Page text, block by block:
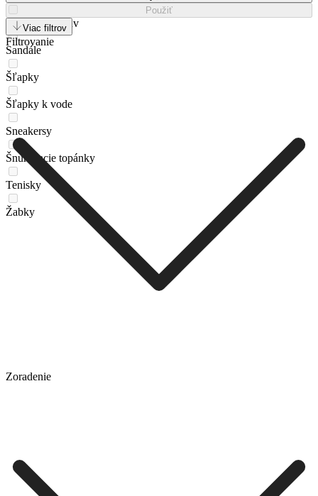
Rekreačná obuv
Sandále
Šľapky
Šľapky k vode
Sneakersy
Šnurovacie topánky
Tenisky
Žabky
Použiť
Viac filtrov
Filtrovanie
Zoradenie